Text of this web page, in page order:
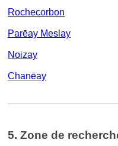
Rochecorbon
Parēay Meslay
Noizay
Chanēay
5. Zone de